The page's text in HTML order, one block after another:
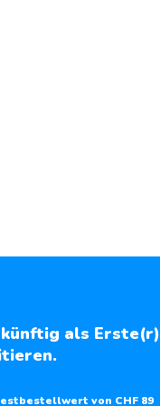
als Erste(r)
von CHF 89